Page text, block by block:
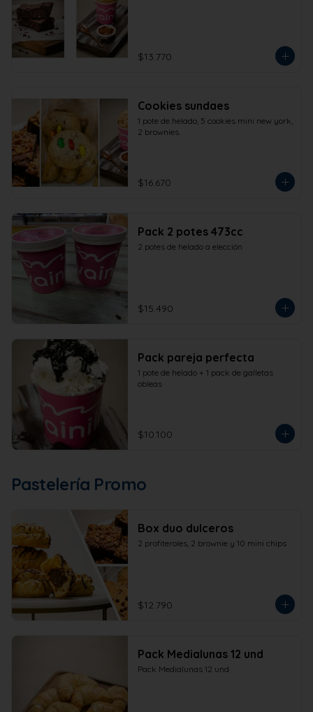
$13.770
Cookies sundaes
1 pote de helado, 5 cookies mini new york,
2 brownies.
$16.670
Pack 2 potes 473cc
2 potes de helado a elección
$15.490
Pack pareja perfecta
1 pote de helado + 1 pack de galletas
obleas
$10.100
Pastelería Promo
Box duo dulceros
2 profiteroles, 2 brownie y 10 mini chips
$12.790
Pack Medialunas 12 und
Pack Medialunas 12 und